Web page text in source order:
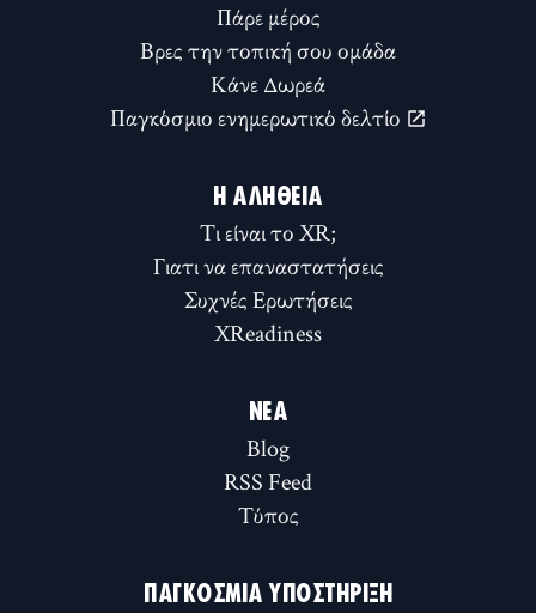
Πάρε μέρος
Βρες την τοπική σου ομάδα
Κάνε Δωρεά
Παγκόσμιο ενημερωτικό δελτίο
Η ΑΛΉΘΕΙΑ
Τι είναι το XR;
Γιατι να επαναστατήσεις
Συχνές Ερωτήσεις
XReadiness
ΝΈΑ
Blog
RSS Feed
Τύπος
ΠΑΓΚΌΣΜΙΑ ΥΠΟΣΤΉΡΙΞΗ